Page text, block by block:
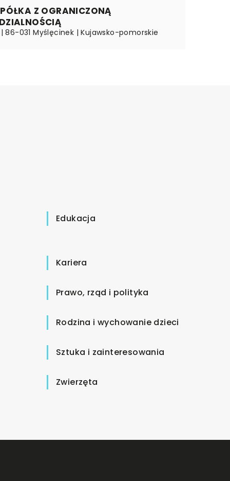
Z OGRANICZONĄ
| 86-031 Myślęcinek | Kujawsko-pomorskie
Edukacja
Kariera
Prawo, rząd i polityka
Rodzina i wychowanie dzieci
Sztuka i zainteresowania
Zwierzęta